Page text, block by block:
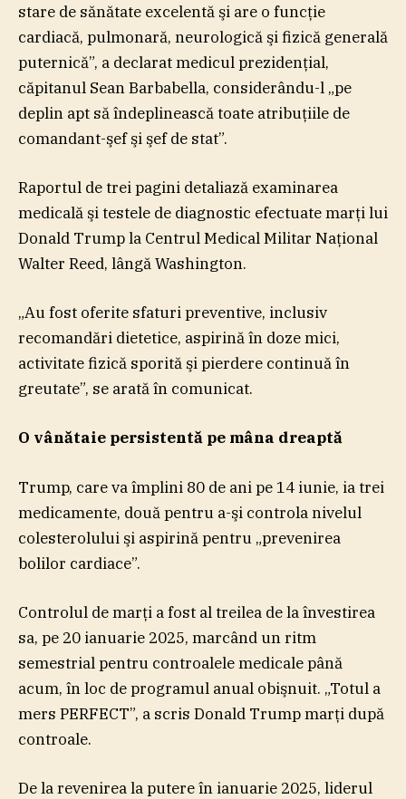
stare de sănătate excelentă şi are o funcţie
cardiacă, pulmonară, neurologică şi fizică generală
puternică”, a declarat medicul prezidenţial,
căpitanul Sean Barbabella, considerându-l „pe
deplin apt să îndeplinească toate atribuţiile de
comandant-şef şi şef de stat”.
Raportul de trei pagini detaliază examinarea
medicală şi testele de diagnostic efectuate marţi lui
Donald Trump la Centrul Medical Militar Naţional
Walter Reed, lângă Washington.
„Au fost oferite sfaturi preventive, inclusiv
recomandări dietetice, aspirină în doze mici,
activitate fizică sporită şi pierdere continuă în
greutate”, se arată în comunicat.
O vânătaie persistentă pe mâna dreaptă
Trump, care va împlini 80 de ani pe 14 iunie, ia trei
medicamente, două pentru a-şi controla nivelul
colesterolului şi aspirină pentru „prevenirea
bolilor cardiace”.
Controlul de marţi a fost al treilea de la învestirea
sa, pe 20 ianuarie 2025, marcând un ritm
semestrial pentru controalele medicale până
acum, în loc de programul anual obişnuit. „Totul a
mers PERFECT”, a scris Donald Trump marţi după
controale.
De la revenirea la putere în ianuarie 2025, liderul